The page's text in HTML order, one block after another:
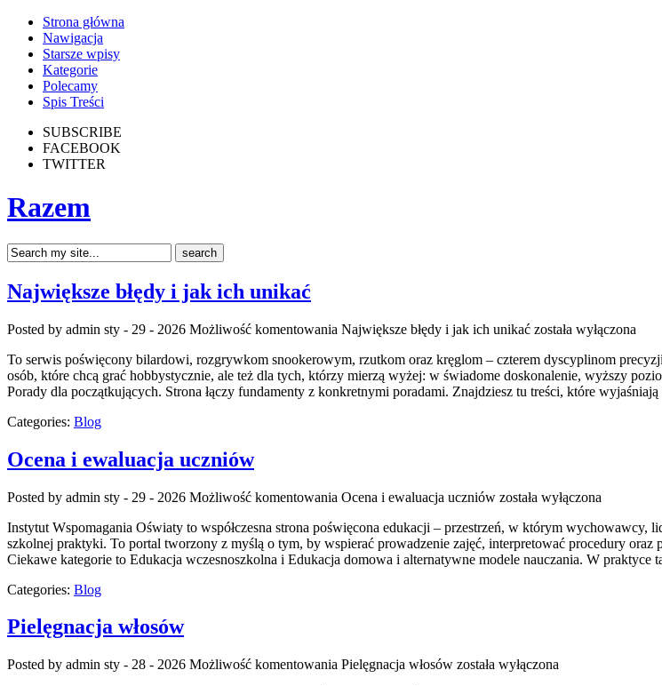
Strona główna
Nawigacja
Starsze wpisy
Kategorie
Polecamy
Spis Treści
SUBSCRIBE
FACEBOOK
TWITTER
Razem
Największe błędy i jak ich unikać
Posted by admin sty - 29 - 2026 Możliwość komentowania Największe błędy i jak ich unikać została wyłączona
To serwis poświęcony bilardowi, rozgrywkom snookerowym, rzutkom oraz kręglom – czterem dyscyplinom
osób, które chcą grać hobbystycznie, ale też dla tych, którzy mierzą wyżej: w świadome doskonalenie, wyższy
Porady dla początkujących. Strona łączy fundamenty z konkretnymi poradami. Znajdziesz tu treści, które
Categories: Blog
Ocena i ewaluacja uczniów
Posted by admin sty - 29 - 2026 Możliwość komentowania Ocena i ewaluacja uczniów została wyłączona
Instytut Wspomagania Oświaty to współczesna strona poświęcona edukacji – przestrzeń, w którym wychowawcy,
szkolnej praktyki. To portal tworzony z myślą o tym, by wspierać prowadzenie zajęć, interpretować procedury
Ciekawe kategorie to Edukacja wczesnoszkolna i Edukacja domowa i alternatywne modele nauczania. W praktyce
Categories: Blog
Pielęgnacja włosów
Posted by admin sty - 28 - 2026 Możliwość komentowania Pielęgnacja włosów została wyłączona